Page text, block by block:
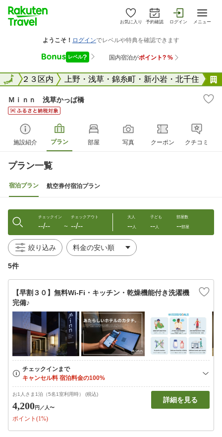
お気に入り 予約確認 ログイン メニュー
東京２３区内 上野・浅草・錦糸町・新小岩・北千住
全国
Ｍｉｎｎ 浅草かっぱ橋
施設紹介 プラン 部屋 写真 クーポン クチコミ
プラン一覧
宿泊プラン 航空券付宿泊プラン
チェックイン
--/-- 〜
チェックアウト
--/--
大人
--人
子ども
--人
部屋数
--部屋
絞り込み
5件
【早割３０】無料Wi-Fi・キッチン・乾燥機能付き洗濯機
完備♪
お1人さま1泊（5名1室利用時） (税込)
4,200円 ／人〜
ポイント(1%)
詳細を見る